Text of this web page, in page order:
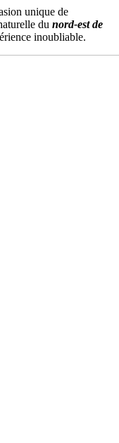
unique de
du nord-est de
inoubliable.